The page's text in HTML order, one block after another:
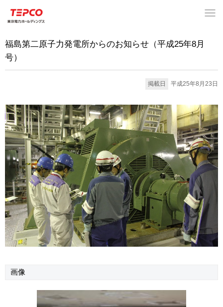
福島第二原子力発電所からのお知らせ（平成25年8月
号）
掲載日 平成25年8月23日
画像